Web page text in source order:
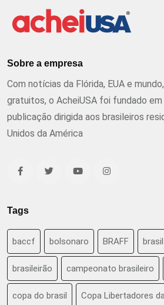
Sobre a empresa
Com notícias da Flórida, EUA e
gratuitos, o AcheiUSA foi fundado
publicação dirigida aos brasileiros
Unidos da América
Tags
baccf bolsonaro BRAFF brasil
brasileirão campeonato brasileiro
copa do brasil Copa Libertadores